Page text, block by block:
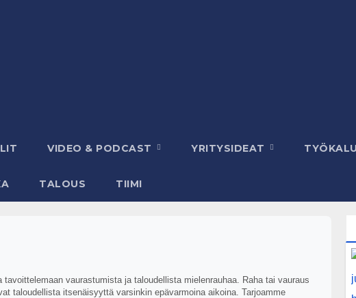
VIDEO & PODCAST YRITYSIDEAT
TALOUS TIIMI
vaurastumista ja taloudellista mielenrauhaa. Raha tai vauraus
taloudellista itsenäisyyttä varsinkin epävarmoina aikoina. Tarjoamme